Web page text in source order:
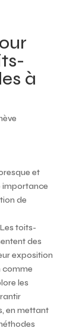
à
et
importance
de
toits-
des
exposition
comme
les
en mettant